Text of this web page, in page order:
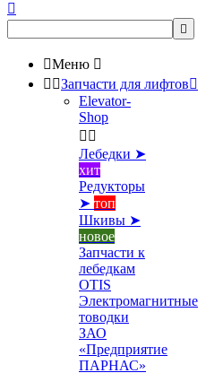


Меню 
 Запчасти для лифтов
Elevator-
Shop
 
Лебедки ➤
хит
Редукторы
➤ топ
Шкивы ➤
новое
Запчасти к
лебедкам
OTIS
Электромагнитные
товодки
ЗАО
«Предприятие
ПАРНАС»